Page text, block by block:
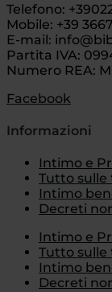
Telefono:
Mobile: +39
E-mail:
Partita IVA:
Numero REA:
Facebook
Informazioni
Intimo e
Tutto sulle
Intimo
Decreti
Intimo e
Tutto sulle
Intimo
Decreti